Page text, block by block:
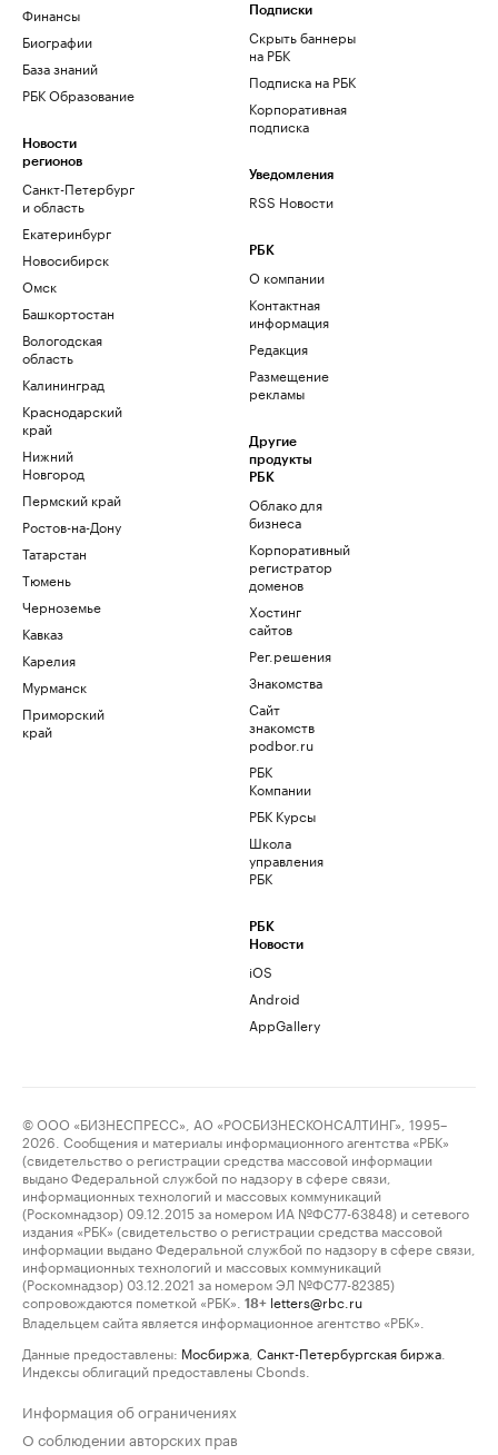
Финансы
Биографии
База знаний
РБК Образование
Новости
регионов
Санкт-Петербург
и область
Екатеринбург
Новосибирск
Омск
Башкортостан
Вологодская
область
Калининград
Краснодарский
край
Нижний
Новгород
Пермский край
Ростов-на-Дону
Татарстан
Тюмень
Черноземье
Кавказ
Карелия
Мурманск
Приморский
край
Подписки
Скрыть баннеры
на РБК
Подписка на РБК
Корпоративная
подписка
Уведомления
RSS Новости
РБК
О компании
Контактная
информация
Редакция
Размещение
рекламы
Другие
продукты
РБК
Облако для
бизнеса
Корпоративный
регистратор
доменов
Хостинг
сайтов
Рег.решения
Знакомства
Сайт
знакомств
podbor.ru
РБК
Компании
РБК Курсы
Школа
управления
РБК
РБК
Новости
iOS
Android
AppGallery
© ООО «БИЗНЕСПРЕСС», АО «РОСБИЗНЕСКОНСАЛТИНГ», 1995–
2026. Сообщения и материалы информационного агентства «РБК»
(свидетельство о регистрации средства массовой информации
выдано Федеральной службой по надзору в сфере связи,
информационных технологий и массовых коммуникаций
(Роскомнадзор) 09.12.2015 за номером ИА №ФС77-63848) и сетевого
издания «РБК» (свидетельство о регистрации средства массовой
информации выдано Федеральной службой по надзору в сфере связи,
информационных технологий и массовых коммуникаций
(Роскомнадзор) 03.12.2021 за номером ЭЛ №ФС77-82385)
сопровождаются пометкой «РБК».
18+ letters@rbc.ru
Владельцем сайта является информационное агентство «РБК».
Данные предоставлены: Мосбиржа Санкт-Петербургская биржа
Индексы облигаций предоставлены Cbonds.
Информация об ограничениях
О соблюдении авторских прав